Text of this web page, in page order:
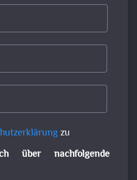
zu
über nachfolgende